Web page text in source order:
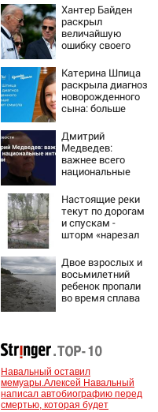
Хантер Байден
раскрыл
величайшую
ошибку своего
бездействие
против Трампа
Катерина Шпица
раскрыла диагноз
новорожденного
сына: больше
смысла
Дмитрий
Медведев:
важнее всего
национальные
Настоящие реки
текут по дорогам
и спускам -
шторм «нарезал
горожанам и
службам
Сызрани
Двое взрослых и
восьмилетний
ребенок пропали
во время сплава
Навальный оставил
мемуары.Алексей Навальный
написал автобиографию перед
смертью, которая будет